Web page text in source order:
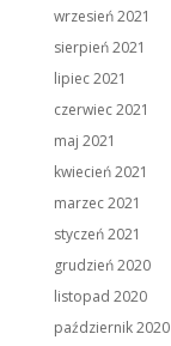
wrzesień 2021
sierpień 2021
lipiec 2021
czerwiec 2021
maj 2021
kwiecień 2021
marzec 2021
styczeń 2021
grudzień 2020
listopad 2020
październik 2020